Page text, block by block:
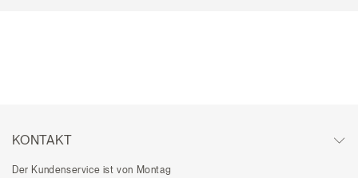
KONTAKT
Der Kundenservice ist von Montag